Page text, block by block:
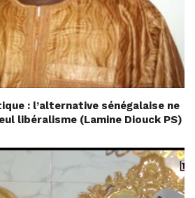
: l’alternative sénégalaise ne
libéralisme (Lamine Diouck PS)